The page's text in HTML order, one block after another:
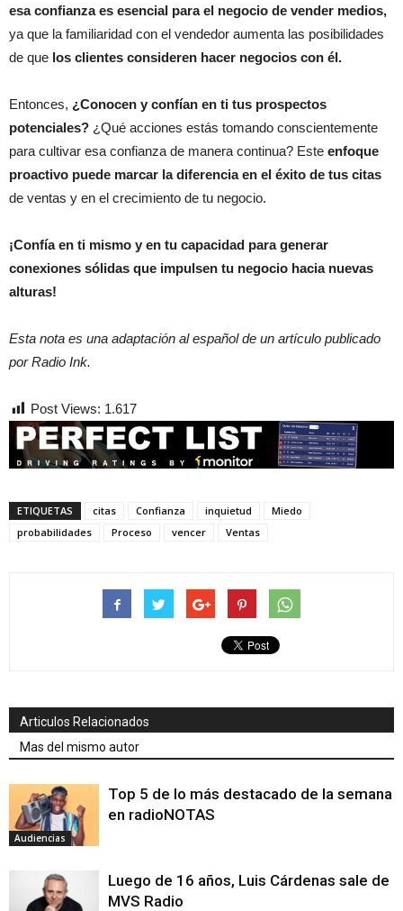
esa confianza es esencial para el negocio de vender medios,
ya que la familiaridad con el vendedor aumenta las posibilidades
de que los clientes consideren hacer negocios con él.
Entonces, ¿Conocen y confían en ti tus prospectos
potenciales? ¿Qué acciones estás tomando conscientemente
para cultivar esa confianza de manera continua? Este enfoque
proactivo puede marcar la diferencia en el éxito de tus citas
de ventas y en el crecimiento de tu negocio.
¡Confía en ti mismo y en tu capacidad para generar
conexiones sólidas que impulsen tu negocio hacia nuevas
alturas!
Esta nota es una adaptación al español de un artículo publicado
por Radio Ink.
Post Views: 1.617
ETIQUETAS citas Confianza inquietud
Miedo
probabilidades
Proceso vencer Ventas
Articulos Relacionados
Mas del mismo autor
Audiencias
Top 5 de lo más destacado de la semana
en radioNOTAS
Luego de 16 años, Luis Cárdenas sale de
MVS Radio